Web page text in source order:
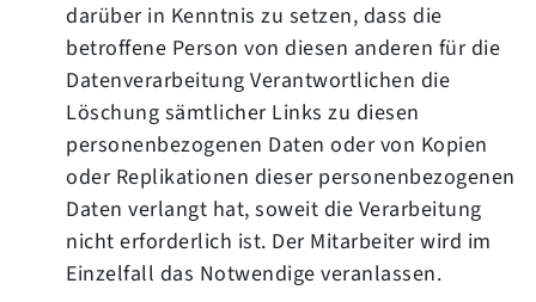
darüber in Kenntnis zu setzen, dass die
betroffene Person von diesen anderen für die
Datenverarbeitung Verantwortlichen die
Löschung sämtlicher Links zu diesen
personenbezogenen Daten oder von Kopien
oder Replikationen dieser personenbezogenen
Daten verlangt hat, soweit die Verarbeitung
nicht erforderlich ist. Der Mitarbeiter wird im
Einzelfall das Notwendige veranlassen.